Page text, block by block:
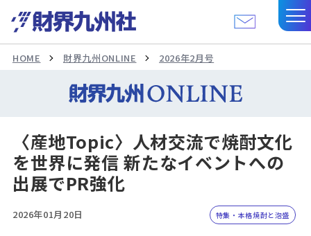
HOME 財界九州ONLINE 2026年2月号
〈産地Topic〉人材交流で焼酎文化
を世界に発信 新たなイベントへの
出展でPR強化
2026年01月20日 特集・本格焼酎と泡盛